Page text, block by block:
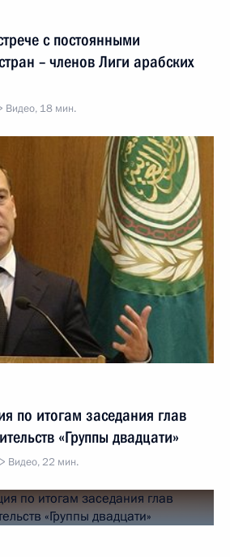
с постоянными
– членов Лиги арабских
Видео, 18 мин.
по итогам заседания глав
«Группы двадцати»
Видео, 22 мин.